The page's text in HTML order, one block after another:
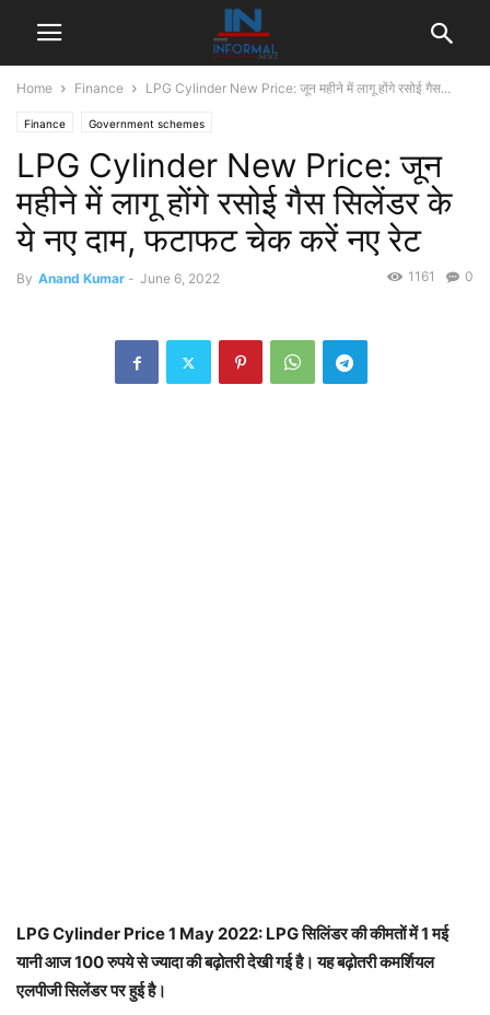
Home Finance LPG Cylinder New Price: जून महीने में लागू होंगे रसोई गैस...
Finance Government schemes
LPG Cylinder New Price: जून
महीने में लागू होंगे रसोई गैस सिलेंडर के
ये नए दाम, फटाफट चेक करें नए रेट
By Anand Kumar - June 6, 2022 0
1161
LPG Cylinder Price 1 May 2022: LPG सिलिंडर की कीमतों में 1 मई
यानी आज 100 रुपये से ज्यादा की बढ़ोतरी देखी गई है।यह बढ़ोतरी कमर्शियल
एलपीजी सिलेंडर पर हुई है।